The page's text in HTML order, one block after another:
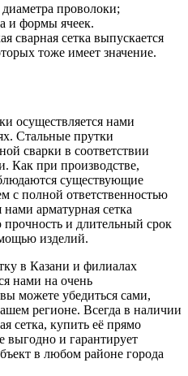
проволоки;
и формы ячеек.
сварная сетка выпускается
тоже имеет значение.
осуществляется нами
Стальные прутки
сварки в соответствии
Как при производстве,
существующие
полной ответственностью
арматурная сетка
и длительный срок
изделий.
в Казани и филиалах
нами на очень
можете убедиться сами,
регионе. Всегда в наличии
сетка, купить её прямо
выгодно и гарантирует
в любом районе города